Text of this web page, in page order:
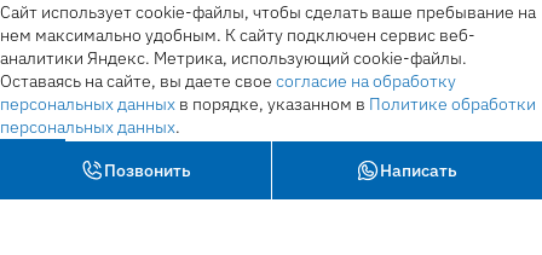
Позвонить Написать
Сайт использует cookie-файлы, чтобы сделать ваше пребывание на
нем максимально удобным. К cайту подключен сервис веб-
аналитики Яндекс. Метрика, использующий cookie-файлы.
Оставаясь на сайте, вы даете свое согласие на обработку
персональных данных в порядке, указанном в Политике обработки
персональных данных.